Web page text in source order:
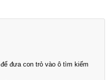
để đưa con trỏ vào ô tìm kiếm